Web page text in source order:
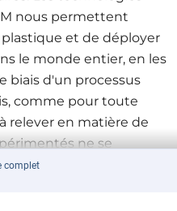
nous permettent
et de déployer
le monde entier, en les
biais d'un processus
comme pour toute
relever en matière de
ne se
ils proposent
complet